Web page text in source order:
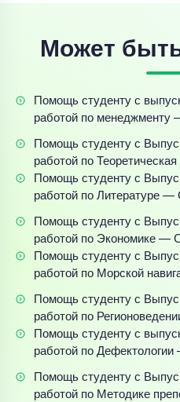
Может
Помощь студенту с
работой по менеджменту
Помощь студенту с
работой по
Помощь студенту с
работой по Литературе —
Помощь студенту с
работой по Экономике —
Помощь студенту с
работой по Морской
Помощь студенту с
работой по
Помощь студенту с
работой по
Помощь студенту с
работой по Методике